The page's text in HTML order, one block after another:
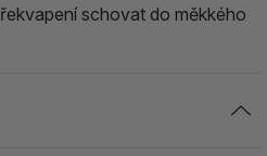
schovat do měkkého